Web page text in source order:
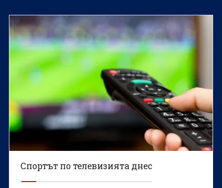
Спортът по телевизията днес